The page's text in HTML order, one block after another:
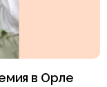
в Орле